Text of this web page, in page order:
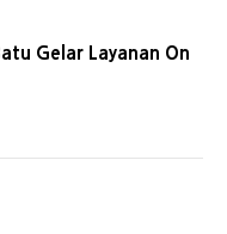
Gelar Layanan On